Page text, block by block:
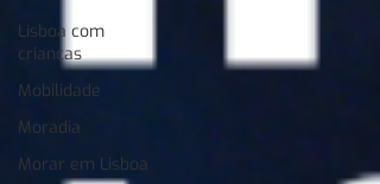
Lisboa com
crianças
Mobilidade
Moradia
Morar em Lisboa